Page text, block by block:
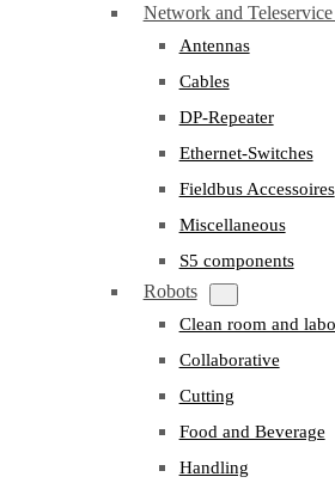
Network and
Antennas
Cables
DP-Repeater
Ethernet-Switches
Fieldbus Accessoires
Miscellaneous
S5 components
Robots
Clean room and
Collaborative
Cutting
Food and Beverage
Handling